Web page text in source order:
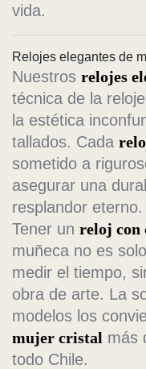
vida.
Relojes elegantes de
Nuestros relojes
técnica de la
la estética
tallados. Cada
sometido a
asegurar una
resplandor eterno.
Tener un reloj con
muñeca no es
medir el tiempo,
obra de arte. La
modelos los
mujer cristal más
todo Chile.